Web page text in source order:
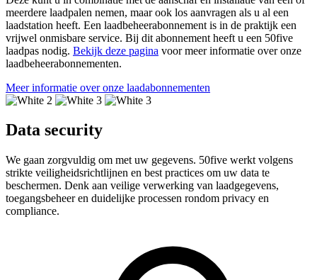
meerdere laadpalen nemen, maar ook los aanvragen als u al een
laadstation heeft. Een laadbeheerabonnement is in de praktijk een
vrijwel onmisbare service. Bij dit abonnement heeft u een 50five
laadpas nodig. Bekijk deze pagina voor meer informatie over onze
laadbeheerabonnementen.
Meer informatie over onze laadabonnementen
Data security
We gaan zorgvuldig om met uw gegevens. 50five werkt volgens
strikte veiligheidsrichtlijnen en best practices om uw data te
beschermen. Denk aan veilige verwerking van laadgegevens,
toegangsbeheer en duidelijke processen rondom privacy en
compliance.